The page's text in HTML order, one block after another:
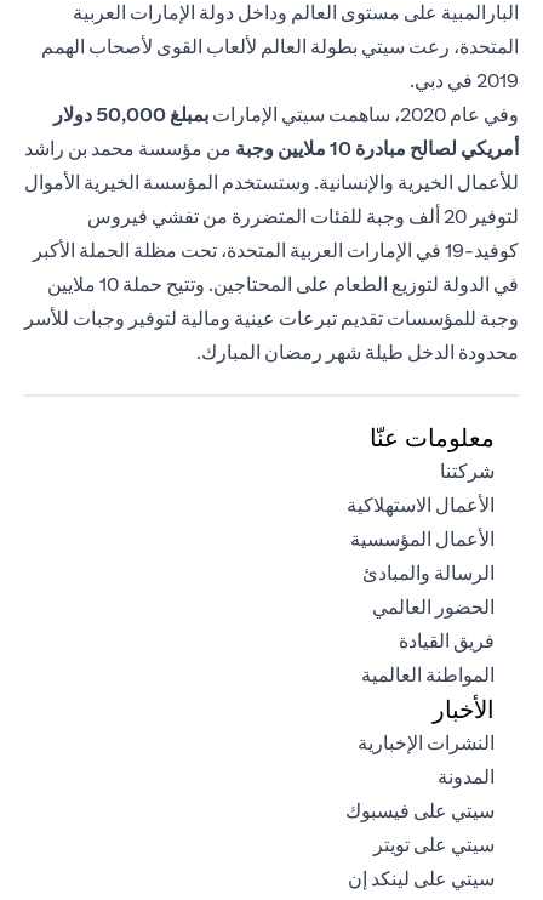
البارالمبية على مستوى العالم وداخل دولة الإمارات العربية
المتحدة، رعت سيتي بطولة العالم لألعاب القوى لأصحاب الهمم
2019 في دبي.
وفي عام 2020، ساهمت سيتي الإمارات
بمبلغ 50,000
دولار
أمريكي لصالح مبادرة 10 ملايين وجبة
من مؤسسة محمد بن راشد
للأعمال الخيرية والإنسانية. وستستخدم المؤسسة الخيرية الأموال
لتوفير 20 ألف وجبة للفئات المتضررة من تفشي فيروس
كوفيد-19 في الإمارات العربية المتحدة، تحت مظلة الحملة الأكبر
في الدولة لتوزيع الطعام على المحتاجين. وتتيح حملة 10 ملايين
وجبة للمؤسسات تقديم تبرعات عينية ومالية لتوفير وجبات للأسر
محدودة الدخل طيلة شهر رمضان المبارك.
معلومات عنّا
شركتنا
الأعمال الاستهلاكية
الأعمال المؤسسية
الرسالة والمبادئ
الحضور العالمي
فريق القيادة
المواطنة العالمية
الأخبار
النشرات الإخبارية
المدونة
سيتي على فيسبوك
سيتي على تويتر
سيتي على لينكد إن